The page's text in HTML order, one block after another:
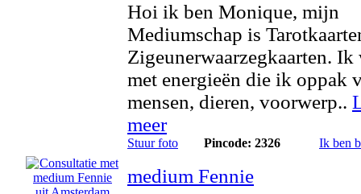
Hoi ik ben Monique, mijn
Mediumschap is
Zigeunerwaarzegkaarten. Ik
met energieën die ik oppak
mensen, dieren, voorwerp..
meer
Stuur foto Pincode: 2326 Ik ben
medium Fennie